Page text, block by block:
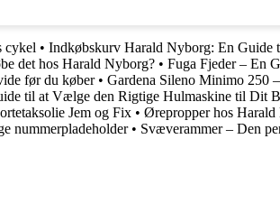
cykel • Indkøbskurv Harald Nyborg: En Guide
det hos Harald Nyborg? • Fuga Fjeder – En
før du køber• Gardena Sileno Minimo 250
til at Vælge den Rigtige Hulmaskine til Dit
Jem og Fix • Ørepropper hos
nummerpladeholder• Svæverammer – Den